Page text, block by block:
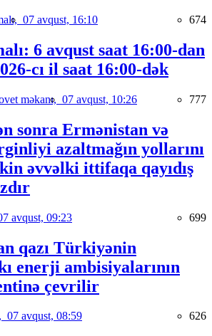
07 avqust, 16:10 674
6 avqust saat 16:00-dan
cı il saat 16:00-dək
məkanı, 07 avqust, 10:26 777
sonra Ermənistan və
azaltmağın yollarını
əvvəlki ittifaqa qayıdış
avqust, 09:23 699
qazı Türkiyənin
enerji ambisiyalarının
çevrilir
07 avqust, 08:59 626